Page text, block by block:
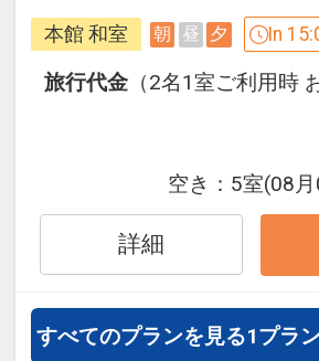
うれしいポイント
●おひとり様ごとに夕食時
●貸切風呂１回割引券付（
２，０００円→１，０００
様１泊ごと
設定期間：2026年4月1日
本館 和室 朝 昼 夕 In
旅行代金 （2名1室ご利用時
空き： 5室(08
詳細
すべてのプランを見る1プラ